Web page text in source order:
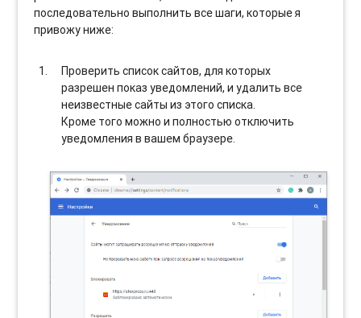
последовательно выполнить все шаги, которые я
привожу ниже:
Проверить список сайтов, для которых
разрешен показ уведомлений, и удалить все
неизвестные сайты из этого списка.
Кроме того можно и полностью отключить
уведомления в вашем браузере.